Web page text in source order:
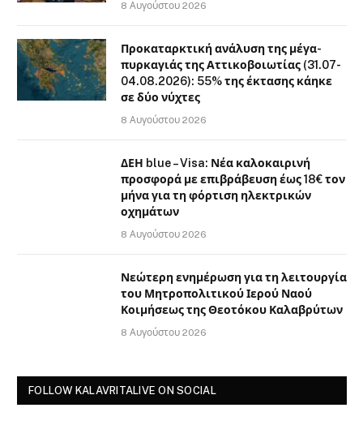
8 Αυγούστου 2026
Προκαταρκτική ανάλυση της μέγα-
πυρκαγιάς της Αττικοβοιωτίας (31.07-
04.08.2026): 55% της έκτασης κάηκε
σε δύο νύχτες
8 Αυγούστου 2026
ΔΕΗ blue – Visa: Νέα καλοκαιρινή
προσφορά με επιβράβευση έως 18€ τον
μήνα για τη φόρτιση ηλεκτρικών
οχημάτων
8 Αυγούστου 2026
Νεώτερη ενημέρωση για τη λειτουργία
του Μητροπολιτικού Ιερού Ναού
Κοιμήσεως της Θεοτόκου Καλαβρύτων
8 Αυγούστου 2026
FOLLOW KALAVRITALIVE ON SOCIAL